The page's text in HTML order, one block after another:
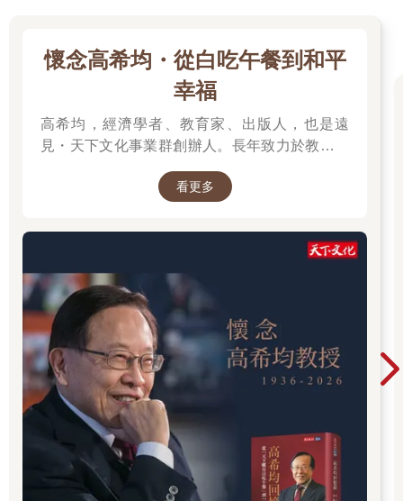
能不能在短時間內做出好成績，差異就在於找到發揮專注力的方
以前身邊所有事物都會分散我的注意力，讓我無法專心。後來我
制自己的專注力。於是，同樣一個小時，我可以處理事情的
「量」，比之前明顯多了更多。
每個人的一天都只有二十四小時，這是上天賦予人類最平等的資
產。但只要你能夠自由控制專注力，二十四小時可以完成的事情
在短時間內學習大量知識，並在短時間內產出高品質的成果，代
表你可以大幅壓縮學習或工作時間。因此，一天就能發揮一般上
實際上，我一天閱讀二十本書，簡單換算一下，產能約是普通人
的兩百倍（成年上班族一個月的平均閱讀量是三本）。
只要學會專注，就能在短時間內完成工作和學習，不但提升工作
表現和成績，省下的時間還能豐富個人生活。
不管再忙、再累都能發揮專注力的祕密
而且，只要學會控制自己的專注力，就算疲累也能保持專心。
許多人藉由「自動化」和「習慣化」等方法來維持專注力，像是
連續加班之餘，還能輕鬆為我們解決問題的公司主管，或是在連
續賽事中仍然保持絕佳狀態的運動員，都是如此。他們即使在疲
累的狀態下，工作表現也不會受到影響。
懷念高希均・從白吃午餐到和平
幸福
高希均，經濟學者、教育家、出版人，也是遠
見・天下文化事業群創辦人。長年致力於教育、
「讀一流書，做一流人」等觀念帶入台灣社會。
台灣發展與世界趨勢，期許以閱讀開拓視野、以
觀念推動進步。一生著述豐富，持續為社會引進
新知，也留下跨越世代的思想影響。
看更多